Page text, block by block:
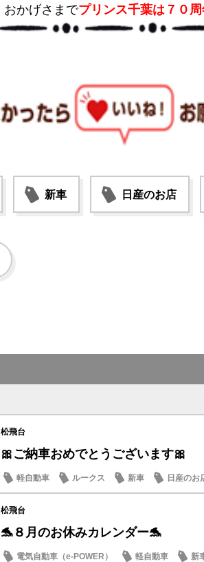
おかげさまでプリンス千葉は７０
新車 日産のお店
松飛台
🎀ご納車おめでとうございます🎀
軽自動車 ルークス 新車 日産のお
松飛台
🐬８月のお休みカレンダー🐬
電気自動車（e-POWER） 軽自動車
新